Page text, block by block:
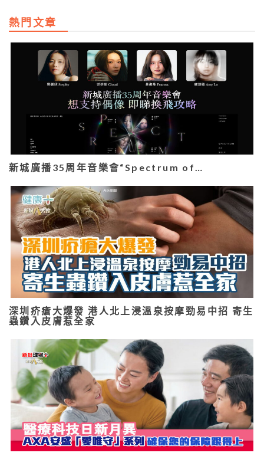
熱門文章
新城廣播35周年音樂會“Spectrum of…
深圳疥瘡大爆發 港人北上浸溫泉按摩勁易中招 寄生
蟲鑽入皮膚惹全家